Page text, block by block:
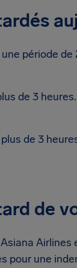
période
de 3
de 3
de
pour une